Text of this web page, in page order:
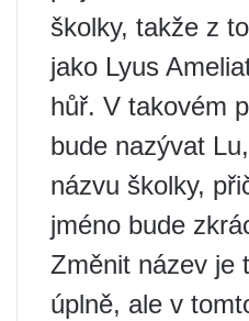
školky, takže z
jako Lyus
hůř. V takovém
bude nazývat
názvu školky,
jméno bude
Změnit název je
úplně, ale v